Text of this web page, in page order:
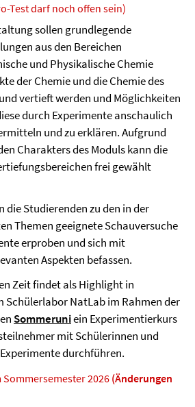
Test darf noch offen sein)
sollen grundlegende
aus den Bereichen
und Physikalische Chemie
der Chemie und die Chemie des
vertieft werden und Möglichkeiten
durch Experimente anschaulich
und zu erklären. Aufgrund
Charakters des Moduls kann die
frei gewählt
die Studierenden zu den in der
Themen geeignete Schauversuche
erproben und sich mit
Aspekten befassen.
Zeit findet als Highlight in
Schülerlabor NatLab im Rahmen der
Sommeruniein Experimentierkurs
mit Schülerinnen und
durchführen.
2026 (Änderungen